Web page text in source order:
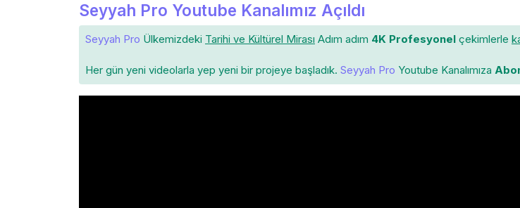
Seyyah Pro Youtube Kanalımız Açıldı
Seyyah Pro Ülkemizdeki Tarihi ve Kültürel Mirası Adım adım 4K Profesyonel çekimlerle
Her gün yeni videolarla yep yeni bir projeye başladık. Seyyah Pro Youtube Kanalımıza